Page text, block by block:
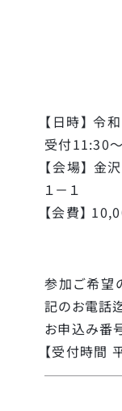
同窓
【日時】 令
受付11:30～
【会場】 金
１－１
【会費】
参加ご希望
記のお電話
お申込み番
【受付時間